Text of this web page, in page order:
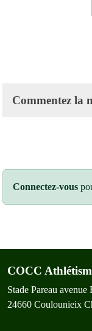
Commentez la
Connectez-vous
COCC
Stade Pareau
24660 Coulounieix